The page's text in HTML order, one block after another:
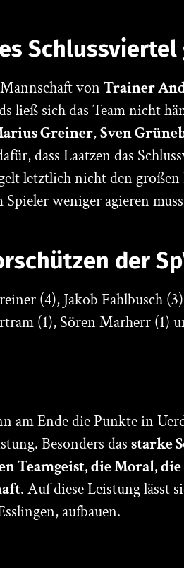
von Trainer
ließ sich das Team nicht
Greiner,Sven
dass Laatzen das
letztlich nicht den
weniger agieren
der
(4), Jakob Fahlbusch
(1), Sören Marherr (1)
am Ende die Punkte in
Besonders das starke
Teamgeist, die Moral,
. Auf diese Leistung lässt
aufbauen.